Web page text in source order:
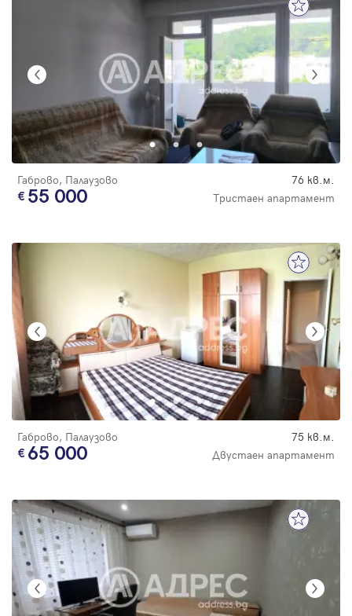
Габрово, Палаузово 76 кв.м.
55 000 Тристаен апартамент
Габрово, Палаузово 75 кв.м.
65 000 Двустаен апартамент